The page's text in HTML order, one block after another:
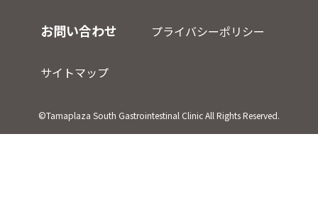
お問い合わせ プライバシーポリシー
サイトマップ
©Tamaplaza South Gastrointestinal Clinic All Rights Reserved.